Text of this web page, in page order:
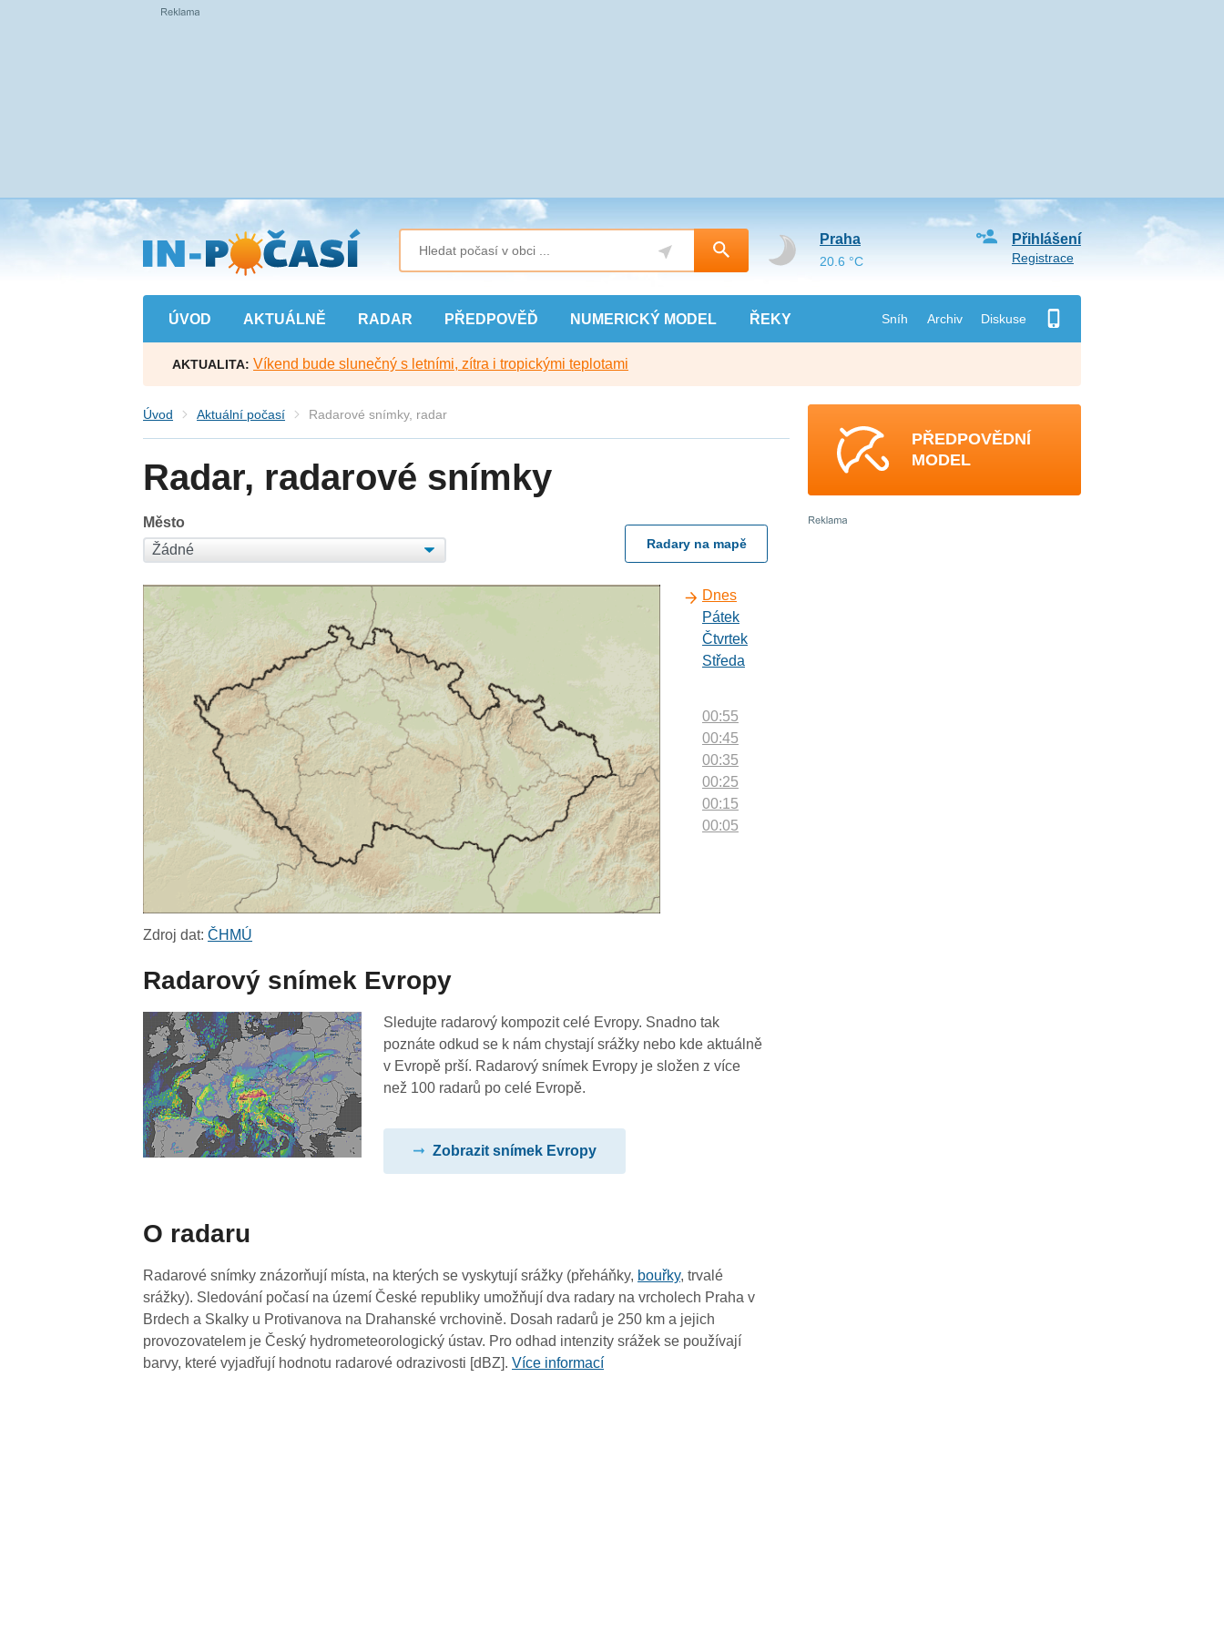
Přejít
na
hlavní
obsah
ÚVOD AKTUÁLNĚ RADAR PŘEDPOVĚĎ NUMERICKÝ MODEL ŘEKY Sníh Archiv Diskuse
Přihlášení
Registrace
Praha
20.6 °C
AKTUALITA: Víkend bude slunečný s letními, zítra i tropickými teplotami
Úvod Aktuální počasí Radarové snímky, radar
Radar, radarové snímky
Město
Radary na mapě
Dnes
Pátek
Čtvrtek
Středa
00:55
00:45
00:35
00:25
00:15
00:05
Zdroj dat:ČHMÚ
Radarový snímek Evropy
Sledujte radarový kompozit celé Evropy. Snadno tak
poznáte odkud se k nám chystají srážky nebo kde aktuálně
v Evropě prší. Radarový snímek Evropy je složen z více
než 100 radarů po celé Evropě.
Zobrazit snímek Evropy
O radaru
Radarové snímky znázorňují místa, na kterých se vyskytují srážky (přeháňky, bouřky, trvalé
srážky). Sledování počasí na území České republiky umožňují dva radary na vrcholech Praha v
Brdech a Skalky u Protivanova na Drahanské vrchovině. Dosah radarů je 250 km a jejich
provozovatelem je Český hydrometeorologický ústav. Pro odhad intenzity srážek se používají
barvy, které vyjadřují hodnotu radarové odrazivosti [dBZ].Více informací
PŘEDPOVĚDNÍ
MODEL